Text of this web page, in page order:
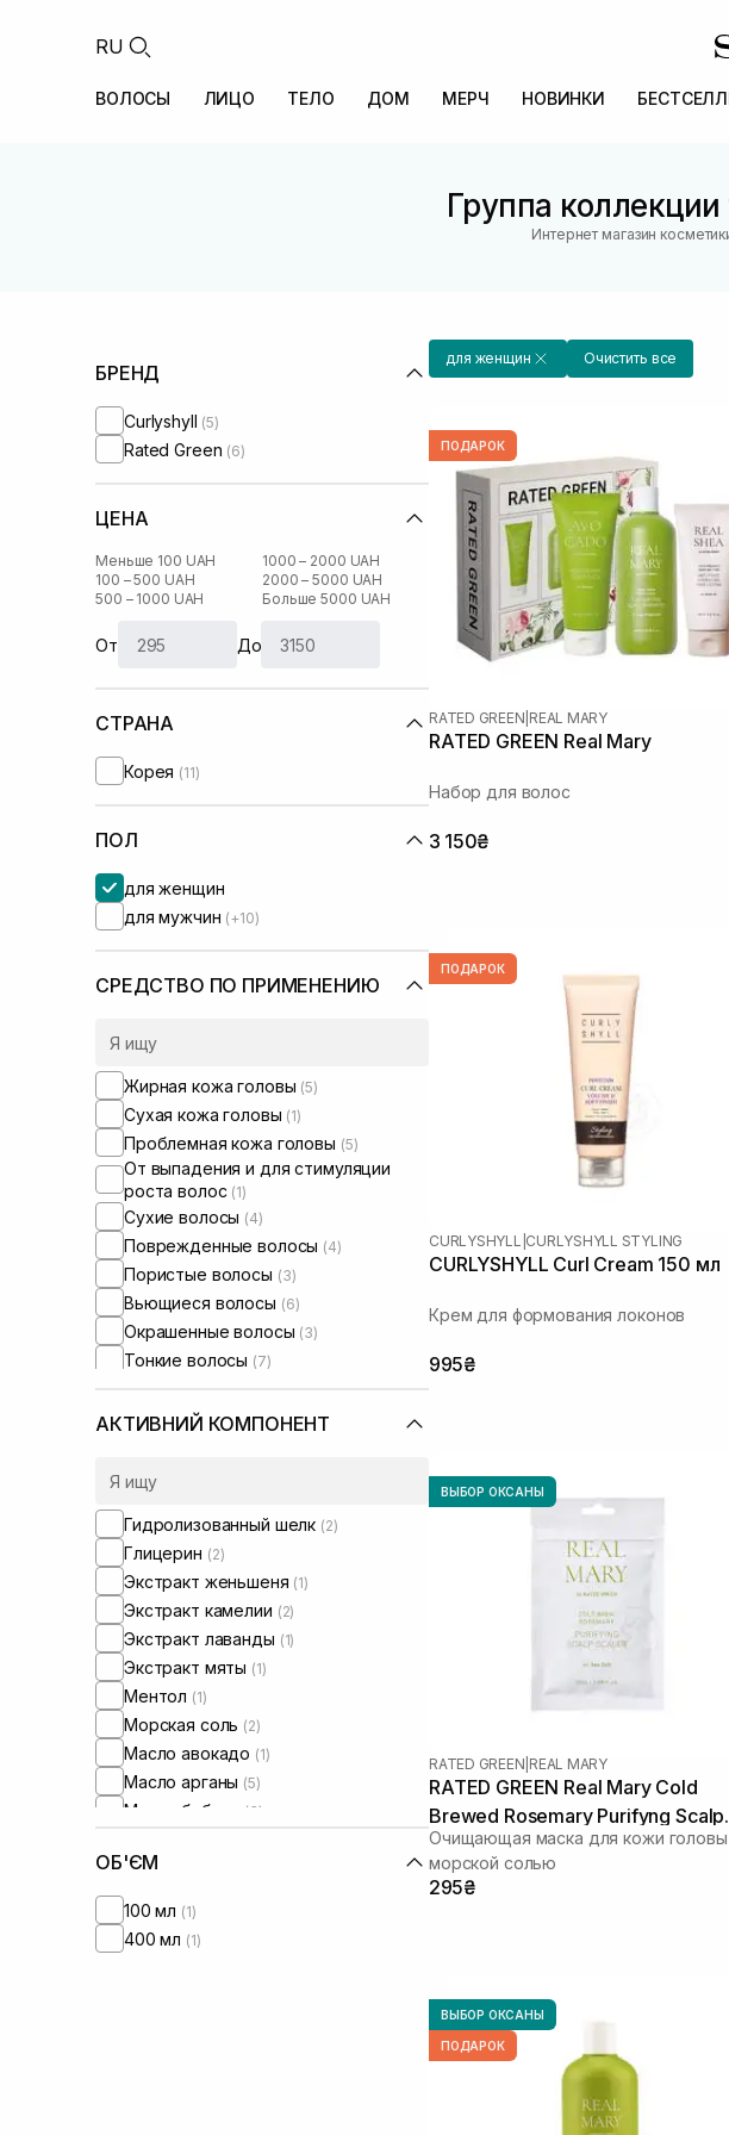
RU
ВОЛОСЫ ЛИЦО ТЕЛО ДОМ МЕРЧ НОВИНКИ
Группа
Интернет магазин
БРЕНД
Curlyshyll (5)
Rated Green (6)
ЦЕНА
Меньше 100 UAH
100 – 500 UAH
500 – 1000 UAH
1000 – 2000 UAH
2000 – 5000 UAH
Больше 5000 UAH
От До
СТРАНА
Корея (11)
ПОЛ
для женщин
для мужчин (+10)
СРЕДСТВО ПО ПРИМЕНЕНИЮ
Жирная кожа головы (5)
Сухая кожа головы (1)
Проблемная кожа головы (5)
От выпадения и для стимуляции
роста волос (1)
Сухие волосы (4)
Поврежденные волосы (4)
Пористые волосы (3)
Вьющиеся волосы (6)
Окрашенные волосы (3)
Тонкие волосы (7)
Ломкие волосы(1)
Для объема волос(2)
АКТИВНИЙ КОМПОНЕНТ
Гидролизованный шелк (2)
Глицерин (2)
Экстракт женьшеня (1)
Экстракт камелии (2)
Экстракт лаванды (1)
Экстракт мяты (1)
Ментол (1)
Морская соль (2)
Масло авокадо (1)
Масло арганы (5)
Масло бабасу (3)
Масло перечной мяты
Протеины
Розмарин
ОБ'ЄМ
100 мл (1)
400 мл (1)
для женщин Очистить все
ПОДАРОК
RATED GREEN REAL MARY
RATED GREEN Real Mary
Набор для волос
3 150₴
ПОДАРОК
CURLYSHYLL CURLYSHYLL STYLING
CURLYSHYLL Curl Cream 150 мл
Крем для формования локонов
995₴
ВЫБОР ОКСАНЫ
RATED GREEN REAL MARY
RATED GREEN Real Mary Cold
Brewed Rosemary Purifyng Scalp
Scaler 50 мл
Очищающая маска для кожи головы
морской солью
295₴
ВЫБОР ОКСАНЫ
ПОДАРОК